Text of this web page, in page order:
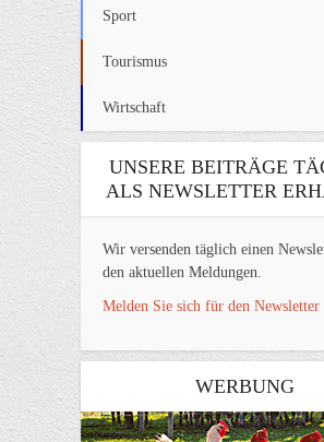
Sport
Tourismus
Wirtschaft
UNSERE BEITRÄGE
ALS NEWSLETTER
Wir versenden täglich einen
den aktuellen Meldungen.
Melden Sie sich für den Newsletter
WERBUNG